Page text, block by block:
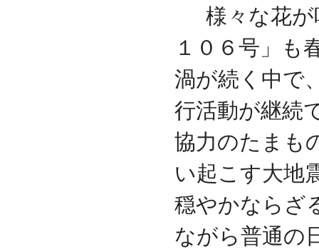
様々な花が
１０６号」も
渦が続く中で
行活動が継続
協力のたまも
い起こす大地
穏やかならざ
ながら普通の